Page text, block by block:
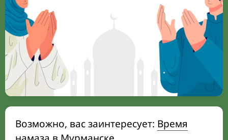
Возможно, вас заинтересует: Время